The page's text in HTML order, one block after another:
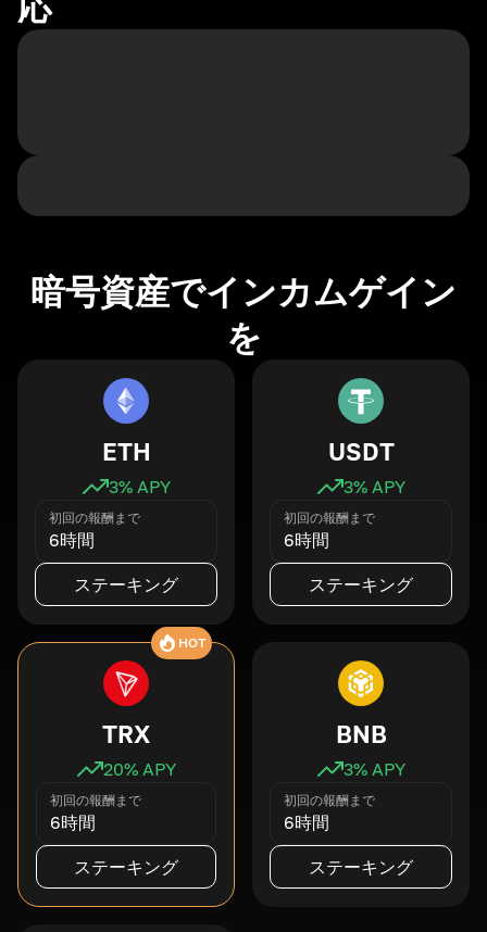
暗号資産でインカムゲイン
を
ETH
3% APY
初回の報酬まで
6時間
ステーキング
USDT
3% APY
初回の報酬まで
6時間
ステーキング
HOT
TRX
20% APY
初回の報酬まで
6時間
ステーキング
BNB
3% APY
初回の報酬まで
6時間
ステーキング